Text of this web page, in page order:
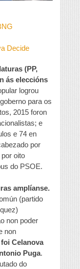
Decide
(PP,
ás eleccións
logrou
para os
2015 foron
e
e 74 en
por
oito
do PSOE.
amplíanse.
(partido
non poder
non
Celanova
Puga.
do